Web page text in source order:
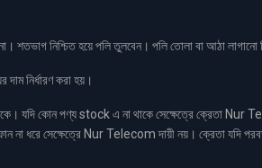
শতভাগ নিশ্চিত হয়ে পলি তুলবেন। পলি তোলা বা আঠা
নির্ধারণ করা হয়।
কোন পণ্য stock এ না থাকে সেক্ষেত্রে ক্রেতা Nur
না ধরে সেক্ষেত্রে Nur Telecom দায়ী নয়। ক্রেতা যদি